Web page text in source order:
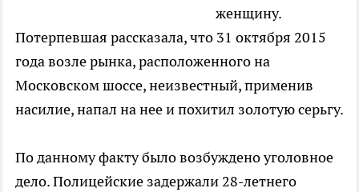
женщину.
Потерпевшая рассказала, что 31 октября 2015
года возле рынка, расположенного на
Московском шоссе, неизвестный, применив
насилие, напал на нее и похитил золотую серьгу.
По данному факту было возбуждено уголовное
дело. Полицейские задержали 28-летнего